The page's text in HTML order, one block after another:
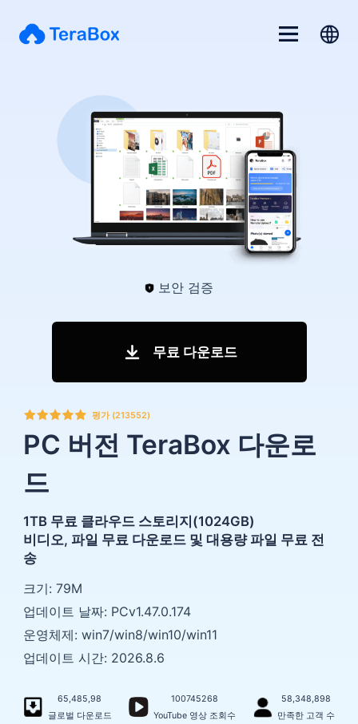
보안 검증
무료 다운로드
평가 (213552)
PC 버전 TeraBox 다운로
드
1TB 무료 클라우드 스토리지(1024GB)
비디오, 파일 무료 다운로드 및 대용량 파일 무료 전
송
크기: 79M
업데이트 날짜: PCv1.47.0.174
운영체제: win7/win8/win10/win11
업데이트 시간: 2026.8.6
65,485,98
글로벌 다운로드
100745268
YouTube 영상 조회수
58,348,898
만족한 고객 수